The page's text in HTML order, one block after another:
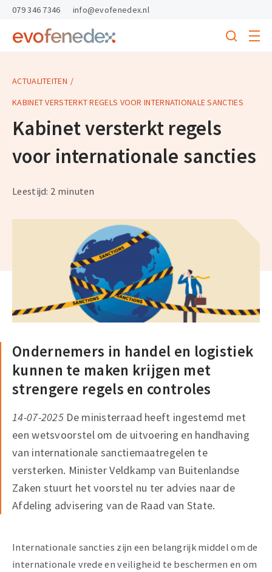
skipToContent
skipToFooter
Return
homepage
Search
menu
079 346 7346 info@evofenedex.nl
ACTUALITEITEN
KABINET VERSTERKT REGELS VOOR INTERNATIONALE SANCTIES
Kabinet versterkt regels
voor internationale sancties
Leestijd: 2 minuten
Ondernemers in handel en logistiek
kunnen te maken krijgen met
strengere regels en controles
14-07-2025 De ministerraad heeft ingestemd met
een wetsvoorstel om de uitvoering en handhaving
van internationale sanctiemaatregelen te
versterken. Minister Veldkamp van Buitenlandse
Zaken stuurt het voorstel nu ter advies naar de
Afdeling advisering van de Raad van State.
Internationale sancties zijn een belangrijk middel om de
internationale vrede en veiligheid te beschermen en om